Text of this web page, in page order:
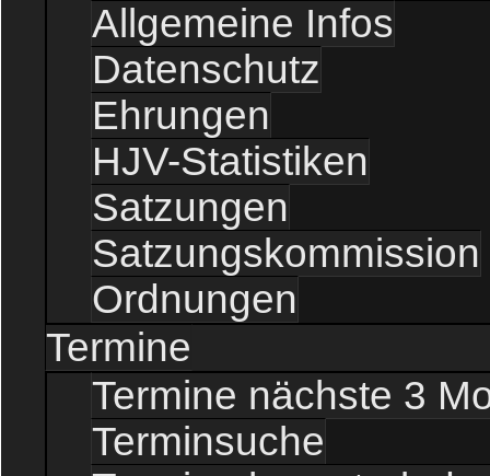
Allgemeine Infos
Datenschutz
Ehrungen
HJV-Statistiken
Satzungen
Satzungskommission
Ordnungen
Termine
Termine nächste 3
Terminsuche